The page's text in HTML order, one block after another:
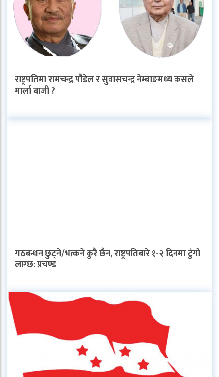
राष्ट्रपतिमा रामचन्द्र पौडेल र सुवासचन्द्र नेम्बाङमध्य कसले
मार्ला बाजी ?
गठबन्धन छुट्ने/भत्कने कुरै छैन, राष्ट्रपतिबारे १-२ दिनमा टुंगो
लाग्छ: प्रचण्ड